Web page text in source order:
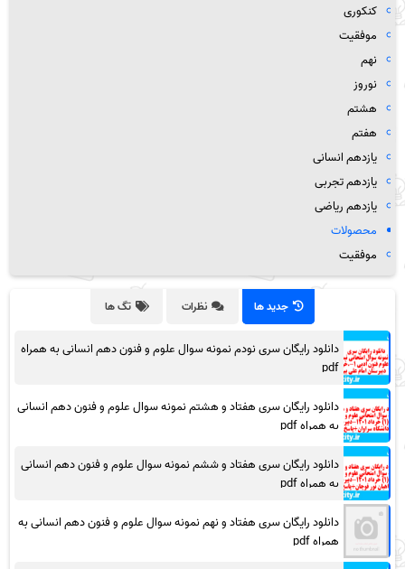
کنکوری
موفقیت
نهم
نوروز
هشتم
هفتم
یازدهم انسانی
یازدهم تجربی
یازدهم ریاضی
محصولات
موفقیت
جدید ها نظرات تگ ها
دانلود رایگان سری نودم نمونه سوال علوم و فنون دهم انسانی به همراه
pdf
دانلود رایگان سری هفتاد و هشتم نمونه سوال علوم و فنون دهم انسانی
به همراه pdf
دانلود رایگان سری هفتاد و ششم نمونه سوال علوم و فنون دهم انسانی
به همراه pdf
دانلود رایگان سری هفتاد و نهم نمونه سوال علوم و فنون دهم انسانی به
همراه pdf